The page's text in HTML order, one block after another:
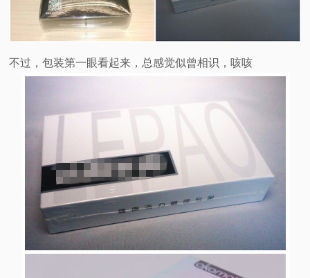
不过，包装第一眼看起来，总感觉似曾相识，咳咳